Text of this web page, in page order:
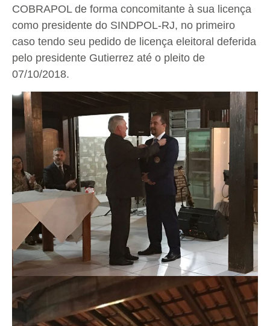
COBRAPOL de forma concomitante à sua licença
como presidente do SINDPOL-RJ, no primeiro
caso tendo seu pedido de licença eleitoral deferida
pelo presidente Gutierrez até o pleito de
07/10/2018.